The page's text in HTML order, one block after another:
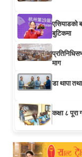
एसियाडको
बुटिकमा
माग
डा थापा
कक्षा ८